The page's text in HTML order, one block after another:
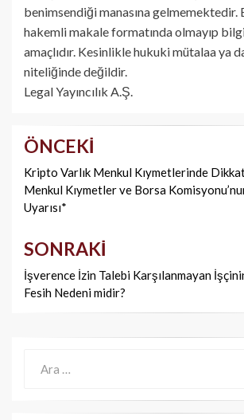
benimsendiği manasına gelmemektedir.
hakemli makale formatında olmayıp
amaçlıdır. Kesinlikle hukuki mütalaa ya
niteliğinde değildir.
Legal Yayıncılık A.Ş.
Yazı
dolaşımı
ÖNCEKI
Kripto Varlık Menkul Kıymetlerinde
Menkul Kıymetler ve Borsa
Uyarısı*
SONRAKI
İşverence İzin Talebi Karşılanmayan
Fesih Nedeni midir?